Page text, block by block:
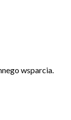
wsparcia.